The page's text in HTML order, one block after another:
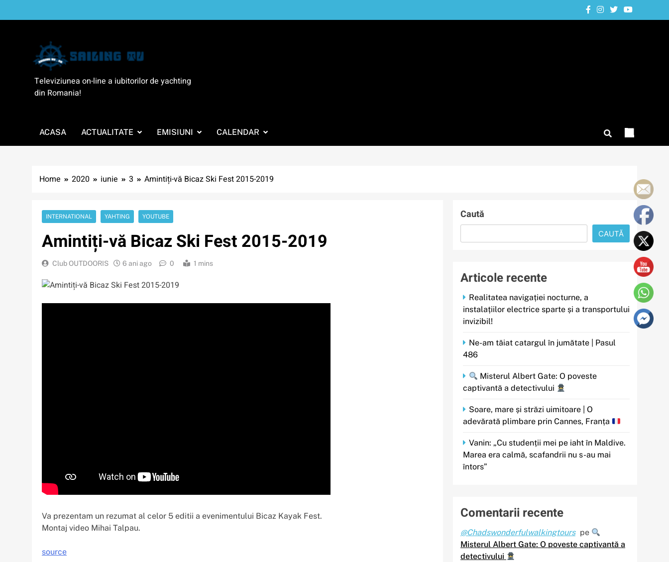
to
SailingTV
Televiziunea on-line a iubitorilor de yachting
din Romania!
ACASA ACTUALITATE EMISIUNI CALENDAR
Home 2020 iunie 3 Amintiți-vă Bicaz Ski Fest 2015-2019
INTERNATIONAL YAHTING YOUTUBE
Amintiți-vă Bicaz Ski Fest 2015-2019
Club OUTDOORIS 6 ani ago 0 1 mins
Va prezentam un rezumat al celor 5 editii a evenimentului Bicaz Kayak Fest.
Montaj video Mihai Talpau.
source
Caută
CAUTĂ
Articole recente
Realitatea navigației nocturne, a
instalațiilor electrice sparte și a transportului
invizibil!
Ne-am tăiat catargul în jumătate | Pasul
486
Misterul Albert Gate: O poveste
captivantă a detectivului
Soare, mare și străzi uimitoare | O
adevărată plimbare prin Cannes, Franța
Vanin: „Cu studenții mei pe iaht în Maldive.
Marea era calmă, scafandrii nu s-au mai
întors”
Comentarii recente
@Chadswonderfulwalkingtours pe
Misterul Albert Gate: O poveste captivantă a
detectivului